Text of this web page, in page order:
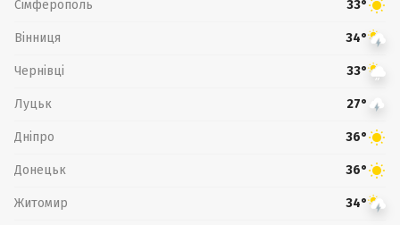
Сімферополь 33°
Вінниця 34°
Чернівці 33°
Луцьк 27°
Дніпро 36°
Донецьк 36°
Житомир 34°